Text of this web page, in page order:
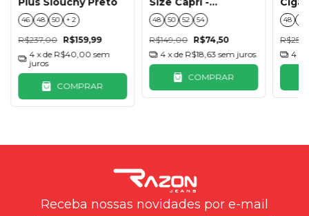
46 48 50 + 2
R$237,00
R$159,99
4 x de R$40,00 sem
juros
COMPRAR
Vermelho
48 50 52 54
R$149,00 R$74,50
4 x de R$18,63 sem juros
COMPRAR
48
4
Receba nossas novidades por e-mail